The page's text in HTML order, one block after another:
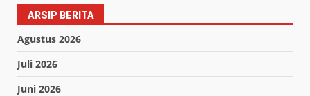
ARSIP BERITA
Agustus 2026
Juli 2026
Juni 2026